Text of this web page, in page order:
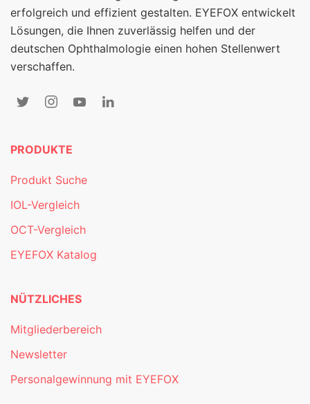
erfolgreich und effizient gestalten. EYEFOX entwickelt
Lösungen, die Ihnen zuverlässig helfen und der
deutschen Ophthalmologie einen hohen Stellenwert
verschaffen.
PRODUKTE
Produkt Suche
IOL-Vergleich
OCT-Vergleich
EYEFOX Katalog
NÜTZLICHES
Mitgliederbereich
Newsletter
Personalgewinnung mit EYEFOX